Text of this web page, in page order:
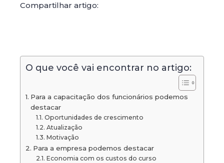
Compartilhar artigo:
O que você vai encontrar no artigo:
Para a capacitação dos funcionários podemos
destacar
Oportunidades de crescimento
Atualização
Motivação
Para a empresa podemos destacar
Economia com os custos do curso